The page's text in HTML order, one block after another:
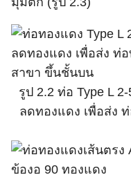
รูป 2.2 ท่อ Type L
ลดทองแดง เพื่อส่ง